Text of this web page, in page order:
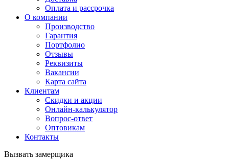
Оплата и рассрочка
О компании
Производство
Гарантия
Портфолио
Отзывы
Реквизиты
Вакансии
Карта сайта
Клиентам
Скидки и акции
Онлайн-калькулятор
Вопрос-ответ
Оптовикам
Контакты
Вызвать замерщика